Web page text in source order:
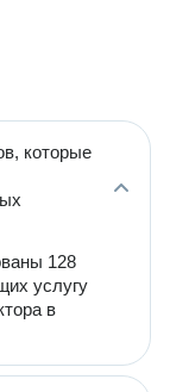
которые
128
услугу
в